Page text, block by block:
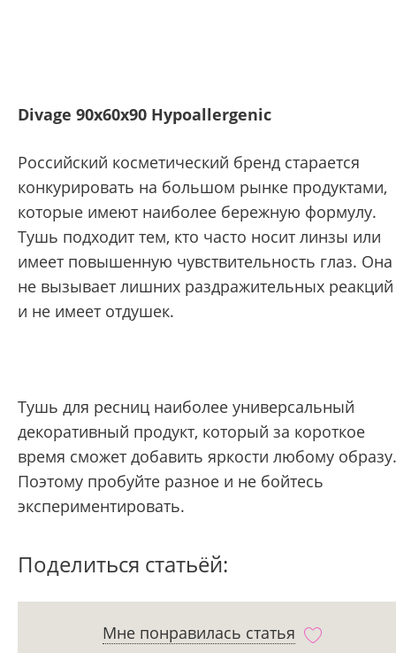
Divage 90х60х90 Hypoallergenic
Российский косметический бренд старается
конкурировать на большом рынке продуктами,
которые имеют наиболее бережную формулу.
Тушь подходит тем, кто часто носит линзы или
имеет повышенную чувствительность глаз. Она
не вызывает лишних раздражительных реакций
и не имеет отдушек.
Тушь для ресниц наиболее универсальный
декоративный продукт, который за короткое
время сможет добавить яркости любому образу.
Поэтому пробуйте разное и не бойтесь
экспериментировать.
Поделиться статьёй:
Мне понравилась статья